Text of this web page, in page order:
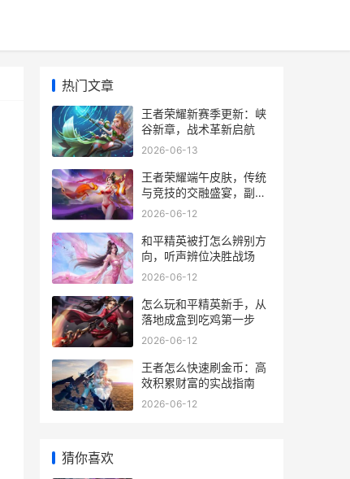
热门文章
王者荣耀新赛季更新：峡
谷新章，战术革新启航
2026-06-13
王者荣耀端午皮肤，传统
与竞技的交融盛宴，副标
题，粽香里的峡谷战场
2026-06-12
和平精英被打怎么辨别方
向，听声辨位决胜战场
2026-06-12
怎么玩和平精英新手，从
落地成盒到吃鸡第一步
2026-06-12
王者怎么快速刷金币：高
效积累财富的实战指南
2026-06-12
猜你喜欢